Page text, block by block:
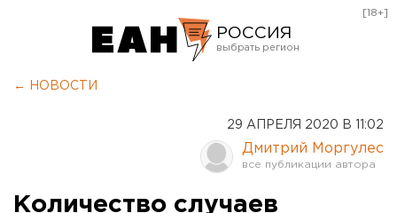
РОССИЯ
Оренбург
[18+]
← НОВОСТИ
29 АПРЕЛЯ 2020 В 11:02
Дмитрий Моргулес
Количество случаев